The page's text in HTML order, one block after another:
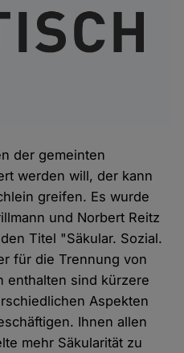
der gemeinten
werden will, der kann
greifen. Es wurde
und Norbert Reitz
Titel "Säkular. Sozial.
für die Trennung von
enthalten sind kürzere
Aspekten
Ihnen allen
mehr Säkularität zu